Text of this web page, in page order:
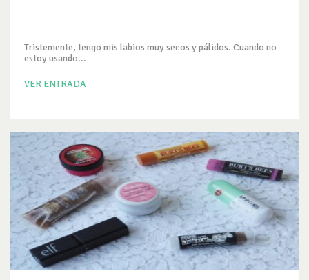
Tristemente, tengo mis labios muy secos y pálidos. Cuando no
estoy usando...
VER ENTRADA